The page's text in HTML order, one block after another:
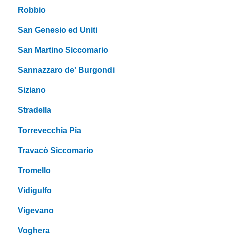
Robbio
San Genesio ed Uniti
San Martino Siccomario
Sannazzaro de' Burgondi
Siziano
Stradella
Torrevecchia Pia
Travacò Siccomario
Tromello
Vidigulfo
Vigevano
Voghera